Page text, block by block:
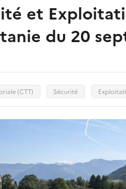
et
du 20
(CTT) Sécurité